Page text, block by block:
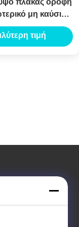
πλάκας οροφή
μη καύσιμο
γύψο
τιμή
Του Δαλιού,